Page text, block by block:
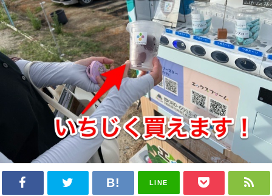
LINE